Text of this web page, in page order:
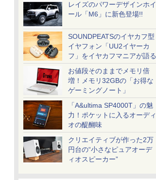
レイズのパワーデザインホイ
ール「M6」に新色登場!!
SOUNDPEATSのイヤカフ型
イヤフォン「UU2イヤーカ
フ」をイヤカフマニアが語る
お値段そのままでメモリ倍
増！メモリ32GBの「お得な
ゲーミングノート」
「A&ultima SP4000T」の魅
力！ポケットに入るオーディ
オの醍醐味
クリエイティブが作った2万
円台の“小さなピュアオーデ
ィオスピーカー”